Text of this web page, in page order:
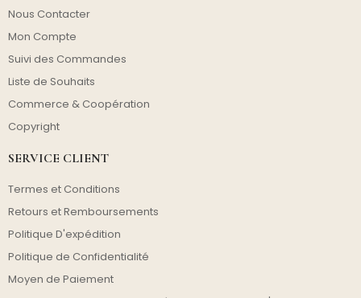
Nous Contacter
Mon Compte
Suivi des Commandes
Liste de Souhaits
Commerce & Coopération
Copyright
SERVICE CLIENT
Termes et Conditions
Retours et Remboursements
Politique D'expédition
Politique de Confidentialité
Moyen de Paiement